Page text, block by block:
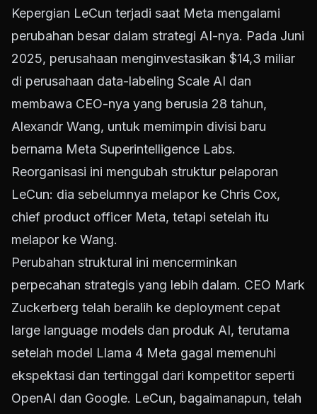
Kepergian LeCun terjadi saat Meta mengalami
perubahan besar dalam strategi AI-nya. Pada Juni
2025, perusahaan menginvestasikan $14,3 miliar
di perusahaan data-labeling Scale AI dan
membawa CEO-nya yang berusia 28 tahun,
Alexandr Wang, untuk memimpin divisi baru
bernama Meta Superintelligence Labs.
Reorganisasi ini mengubah struktur pelaporan
LeCun: dia sebelumnya melapor ke Chris Cox,
chief product officer Meta, tetapi setelah itu
melapor ke Wang.
Perubahan struktural ini mencerminkan
perpecahan strategis yang lebih dalam. CEO Mark
Zuckerberg telah beralih ke deployment cepat
large language models dan produk AI, terutama
setelah model Llama 4 Meta gagal memenuhi
ekspektasi dan tertinggal dari kompetitor seperti
OpenAI dan Google. LeCun, bagaimanapun, telah